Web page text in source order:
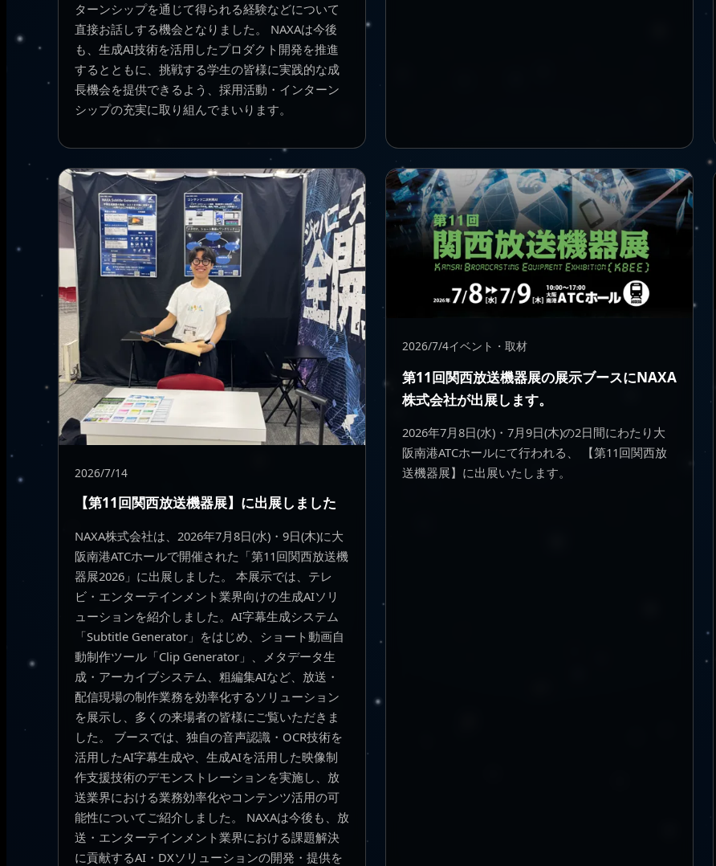
ターンシップを通じて得られる経験などについて
直接お話しする機会となりました。 NAXAは今後
も、生成AI技術を活用したプロダクト開発を推進
するとともに、挑戦する学生の皆様に実践的な成
長機会を提供できるよう、採用活動・インターン
シップの充実に取り組んでまいります。
2026/7/14
【第11回関西放送機器展】に出展しました
NAXA株式会社は、2026年7月8日(水)・9日(木)に大
阪南港ATCホールで開催された「第11回関西放送機
器展2026」に出展しました。 本展示では、テレ
ビ・エンターテインメント業界向けの生成AIソリ
ューションを紹介しました。AI字幕生成システム
「Subtitle Generator」をはじめ、ショート動画自
動制作ツール「Clip Generator」、メタデータ生
成・アーカイブシステム、粗編集AIなど、放送・
配信現場の制作業務を効率化するソリューション
を展示し、多くの来場者の皆様にご覧いただきま
した。 ブースでは、独自の音声認識・OCR技術を
活用したAI字幕生成や、生成AIを活用した映像制
作支援技術のデモンストレーションを実施し、放
送業界における業務効率化やコンテンツ活用の可
能性についてご紹介しました。 NAXAは今後も、放
送・エンターテインメント業界における課題解決
に貢献するAI・DXソリューションの開発・提供を
2026/7/4イベント・取材
第11回関西放送機器展の展示ブースにNAXA
株式会社が出展します。
2026年7月8日(水)・7月9日(木)の2日間にわたり大
阪南港ATCホールにて行われる、 【第11回関西放
送機器展】に出展いたします。